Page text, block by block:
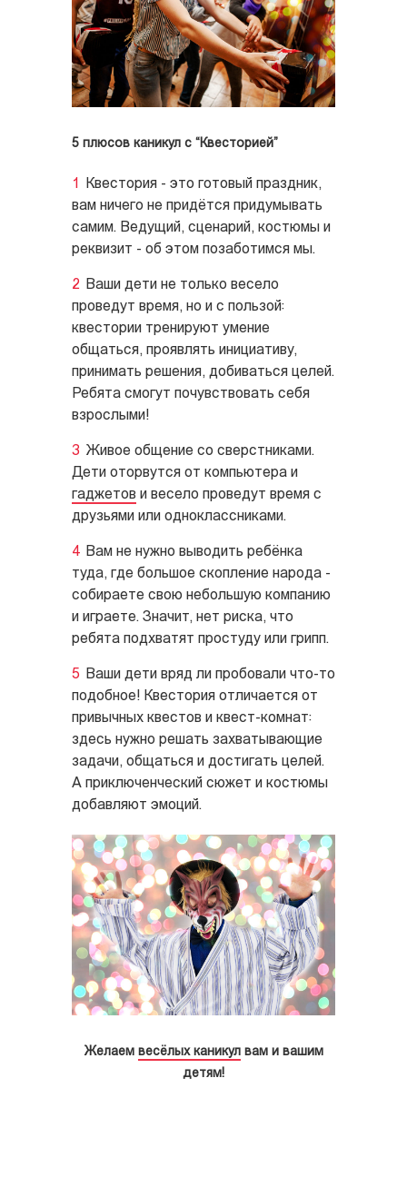
5 плюсов каникул с “Квесторией”
Квестория - это готовый праздник,
вам ничего не придётся придумывать
самим. Ведущий, сценарий, костюмы и
реквизит - об этом позаботимся мы.
Ваши дети не только весело
проведут время, но и с пользой:
квестории тренируют умение
общаться, проявлять инициативу,
принимать решения, добиваться целей.
Ребята смогут почувствовать себя
взрослыми!
Живое общение со сверстниками.
Дети оторвутся от компьютера и
гаджетов и весело проведут время с
друзьями или одноклассниками.
Вам не нужно выводить ребёнка
туда, где большое скопление народа -
собираете свою небольшую компанию
и играете. Значит, нет риска, что
ребята подхватят простуду или грипп.
Ваши дети вряд ли пробовали что-то
подобное! Квестория отличается от
привычных квестов и квест-комнат:
здесь нужно решать захватывающие
задачи, общаться и достигать целей.
А приключенческий сюжет и костюмы
добавляют эмоций.
Желаем весёлых каникул вам и вашим
детям!